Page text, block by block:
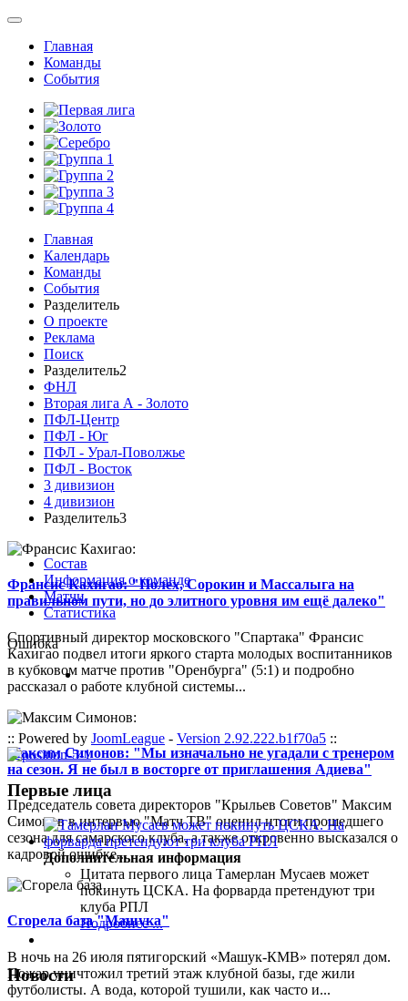
Главная
Команды
События
Главная
Календарь
Команды
События
Разделитель
О проекте
Реклама
Поиск
Разделитель2
ФНЛ
Вторая лига А - Золото
ПФЛ-Центр
ПФЛ - Юг
ПФЛ - Урал-Поволжье
ПФЛ - Восток
3 дивизион
4 дивизион
Разделитель3
Франсис Кахигао: "Полех, Сорокин и Массалыга на
правильном пути, но до элитного уровня им ещё далеко"
Спортивный директор московского "Спартака" Франсис
Кахигао подвел итоги яркого старта молодых воспитанников
в кубковом матче против "Оренбурга" (5:1) и подробно
рассказал о работе клубной системы...
Максим Симонов: "Мы изначально не угадали с тренером
на сезон. Я не был в восторге от приглашения Адиева"
Председатель совета директоров "Крыльев Советов" Максим
Симонов в интервью "Матч ТВ" оценил итоги прошедшего
сезона для самарского клуба, а также откровенно высказался о
кадровой ошибке...
Сгорела база "Машука"
В ночь на 26 июля пятигорский «Машук-КМВ» потерял дом.
Пожар уничтожил третий этаж клубной базы, где жили
футболисты. А вода, которой тушили, как часто и...
Состав
Информация о команде
Матчи
Статистика
Ошибка
:: Powered by JoomLeague - Version 2.92.222.b1f70a5 ::
Первые лица
Дополнительная информация
Цитата первого лица Тамерлан Мусаев может
покинуть ЦСКА. На форварда претендуют три
клуба РПЛ
Подробнее ...
Новости